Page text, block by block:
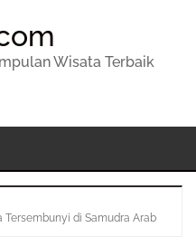
Wisata Terbaik
Tersembunyi di Samudra Arab